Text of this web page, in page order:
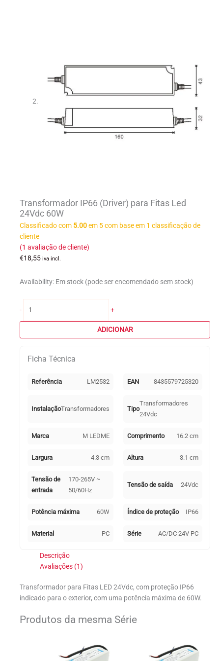
Transformador IP66 (Driver) para Fitas Led
24Vdc 60W
Classificado com 5.00em 5 com base em 1 classificação de
cliente
(1 avaliação de cliente)
€18,55 iva incl.
Availability: Em stock (pode ser encomendado sem stock)
-
IP66
para
Led
+
ADICIONAR
Ficha Técnica
Referência LM2532 EAN 8435579725320
InstalaçãoTransformadores Tipo
Transformadores
24Vdc
Marca M LEDME Comprimento 16.2 cm
Largura 4.3 cm Altura 3.1 cm
Tensão de
entrada
170-265V ~
50/60Hz
Tensão de saída 24Vdc
Potência máxima 60W Índice de proteção IP66
Material PC Série AC/DC 24V PC
Descrição
Avaliações (1)
Transformador para Fitas LED 24Vdc, com proteção IP66
indicado para o exterior, com uma potência máxima de 60W.
Produtos da mesma Série